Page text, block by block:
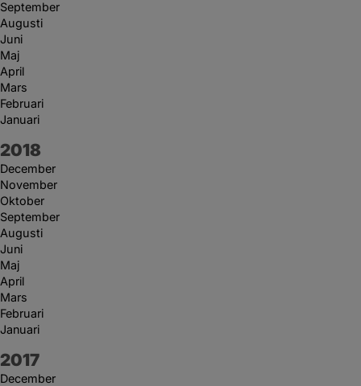
September
Augusti
Juni
Maj
April
Mars
Februari
Januari
År:
2018
December
November
Oktober
September
Augusti
Juni
Maj
April
Mars
Februari
Januari
År:
2017
December